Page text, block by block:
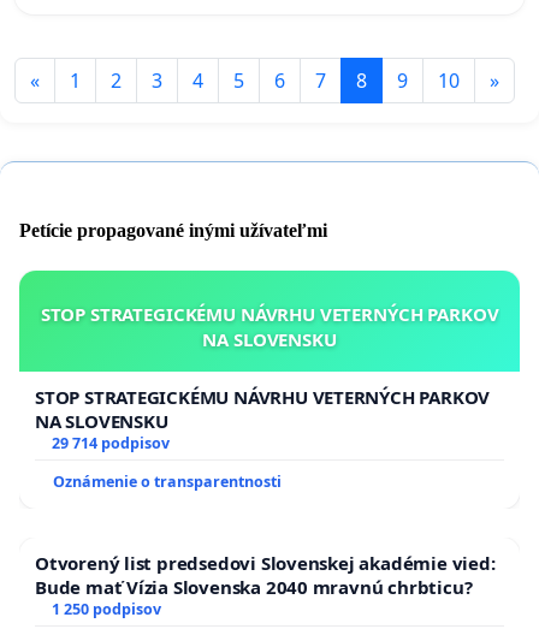
« 1 2 3 4 5 6 7 8 9 10 »
Petície propagované inými užívateľmi
STOP STRATEGICKÉMU NÁVRHU VETERNÝCH PARKOV
NA SLOVENSKU
STOP STRATEGICKÉMU NÁVRHU VETERNÝCH PARKOV
NA SLOVENSKU
29 714 podpisov
Oznámenie o transparentnosti
Otvorený list predsedovi Slovenskej akadémie vied:
Bude mať Vízia Slovenska 2040 mravnú chrbticu?
1 250 podpisov